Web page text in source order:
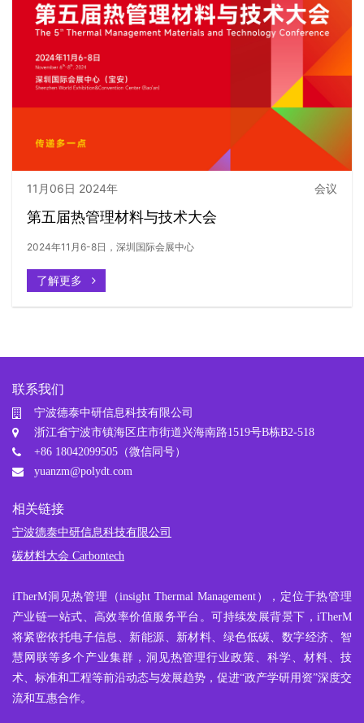
11月06日 2024年 会议
第五届热管理材料与技术大会
2024年11月6-8日，深圳国际会展中心
了解更多
联系我们
宁波德泰中研信息科技有限公司
浙江省宁波市镇海区庄市街道兴海南路1519号B栋B2-518
+86 18042099505（微信同号）
yuanzm@polydt.com
相关链接
宁波德泰中研信息科技有限公司
碳材料大会 Carbontech
iTherM洞见热管理
（insight Thermal Management），定位于热管理
产业链一站式、高效率价值服务平台。可持续发展背景下，iTherM
将紧密依托电子信息、新能源、新材料、绿色低碳、数字经济、智
慧网联等多个产业集群，洞见热管理行业政策、科学、材料、技
术、标准和工程等前沿动态与发展趋势，促进“政产学研用资”深度交
流和互惠合作。